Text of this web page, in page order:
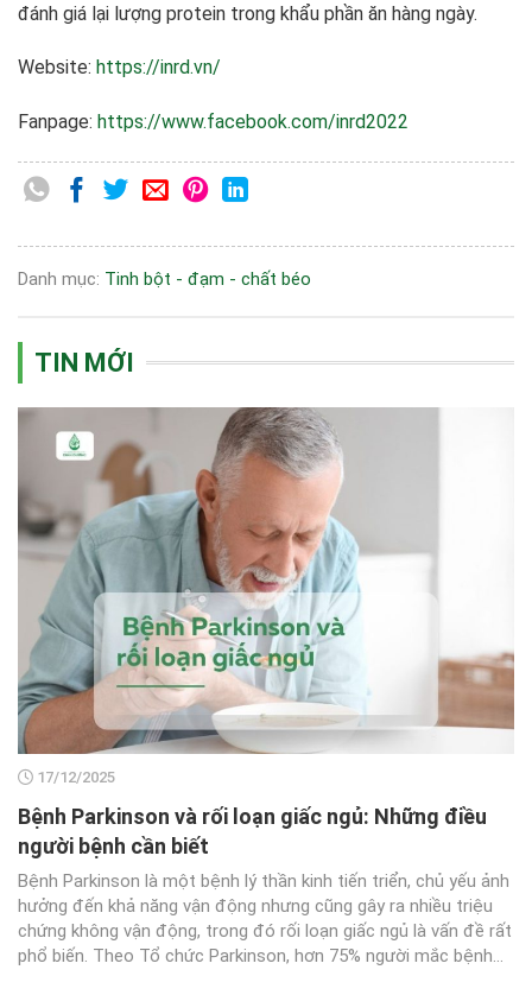
đánh giá lại lượng protein trong khẩu phần ăn hàng ngày.
Website: https://inrd.vn/
Fanpage: https://www.facebook.com/inrd2022
Danh mục: Tinh bột - đạm - chất béo
TIN MỚI
17/12/2025
Bệnh Parkinson và rối loạn giấc ngủ: Những điều
người bệnh cần biết
Bệnh Parkinson là một bệnh lý thần kinh tiến triển, chủ yếu ảnh
hưởng đến khả năng vận động nhưng cũng gây ra nhiều triệu
chứng không vận động, trong đó rối loạn giấc ngủ là vấn đề rất
phổ biến. Theo Tổ chức Parkinson, hơn 75% người mắc bệnh...